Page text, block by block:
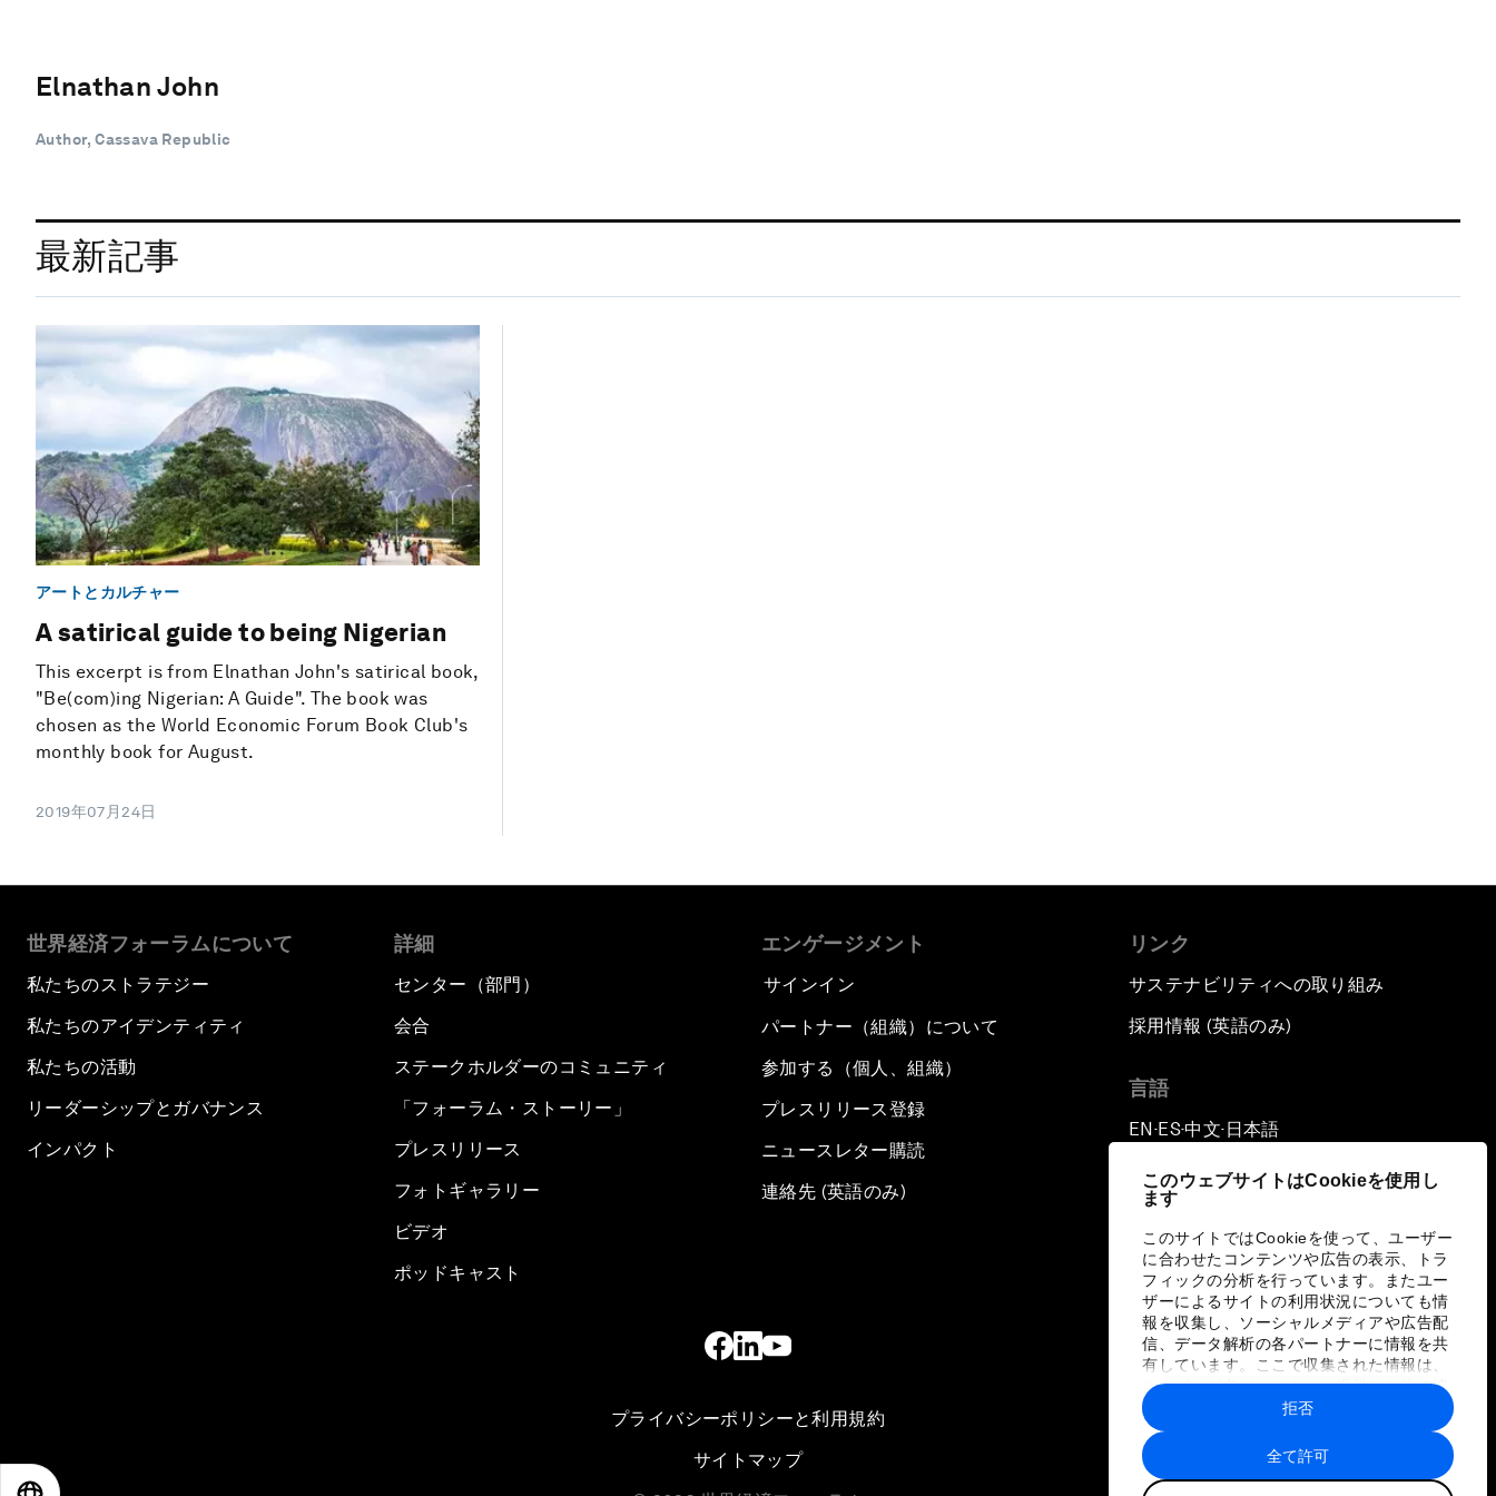
このウェブサイトはCookieを使用し
ます
このサイトではCookieを使って、ユーザー
に合わせたコンテンツや広告の表示、トラ
フィックの分析を行っています。またユー
ザーによるサイトの利用状況についても情
報を収集し、ソーシャルメディアや広告配
信、データ解析の各パートナーに情報を共
有しています。ここで収集された情報は、
ユーザーが各パートナーに提供した他の情
報や各パートナーのサービスを使用した際
に収集された情報と組み合わされ、各パー
トナーによって使用されることがありま
す。
全て許可
拒否
Elnathan John
Author, Cassava Republic
最新記事
アートとカルチャー
A satirical guide to being Nigerian
This excerpt is from Elnathan John's satirical book,
"Be(com)ing Nigerian: A Guide". The book was
chosen as the World Economic Forum Book Club's
monthly book for August.
2019年07月24日
世界経済フォーラムについて
私たちのストラテジー
私たちのアイデンティティ
私たちの活動
リーダーシップとガバナンス
インパクト
詳細
センター（部門）
会合
ステークホルダーのコミュニティ
「フォーラム・ストーリー」
プレスリリース
フォトギャラリー
ビデオ
ポッドキャスト
エンゲージメント
サインイン
パートナー（組織）について
参加する（個人、組織）
プレスリリース登録
ニュースレター購読
連絡先 (英語のみ)
リンク
サステナビリティへの取り組み
採用情報 (英語のみ)
言語
EN ▪ ES▪中文▪ 日本語
プライバシーポリシーと利用規約
サイトマップ